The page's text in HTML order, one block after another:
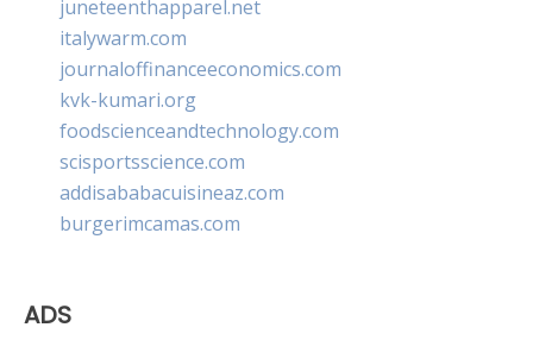
juneteenthapparel.net
italywarm.com
journaloffinanceeconomics.com
kvk-kumari.org
foodscienceandtechnology.com
scisportsscience.com
addisababacuisineaz.com
burgerimcamas.com
ADS